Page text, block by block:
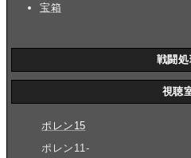
宝箱
戦闘処
視聴
ポレン15
ポレン11-